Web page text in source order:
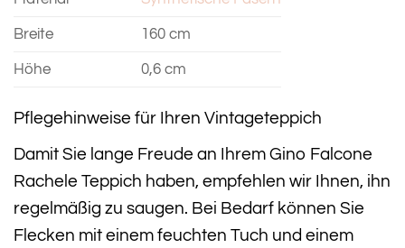
Breite 160 cm
Höhe 0,6 cm
Pflegehinweise für Ihren Vintageteppich
Damit Sie lange Freude an Ihrem Gino Falcone
Rachele Teppich haben, empfehlen wir Ihnen, ihn
regelmäßig zu saugen. Bei Bedarf können Sie
Flecken mit einem feuchten Tuch und einem